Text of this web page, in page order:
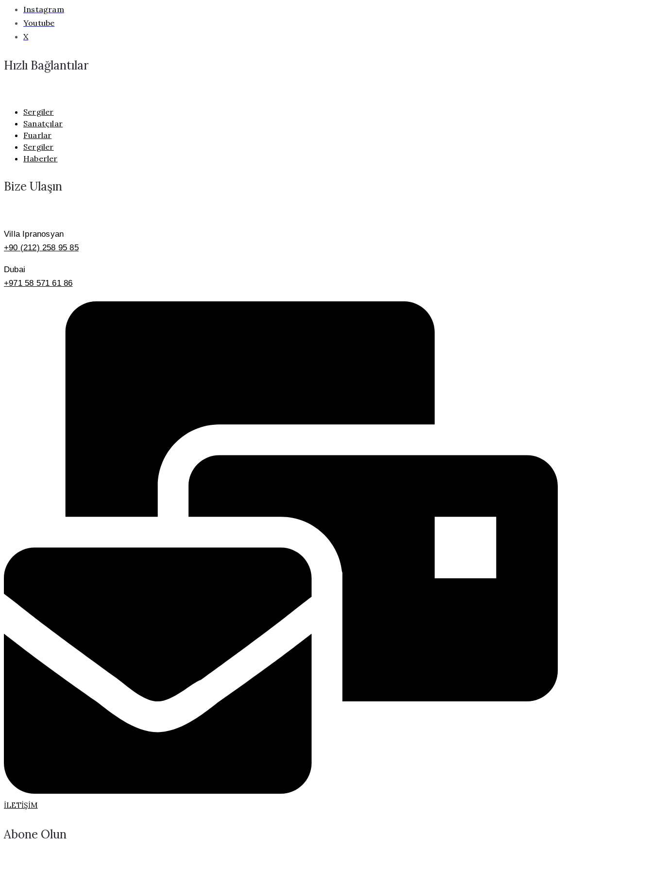
Instagram
Youtube
X
Hızlı Bağlantılar
Sergiler
Sanatçılar
Fuarlar
Sergiler
Haberler
Bize Ulaşın
Villa Ipranosyan
+90 (212) 258 95 85
Dubai
+971 58 571 61 86
İLETIŞIM
Abone Olun